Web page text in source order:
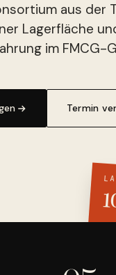
aus der
Lagerfläche
im FMCG-
Termin